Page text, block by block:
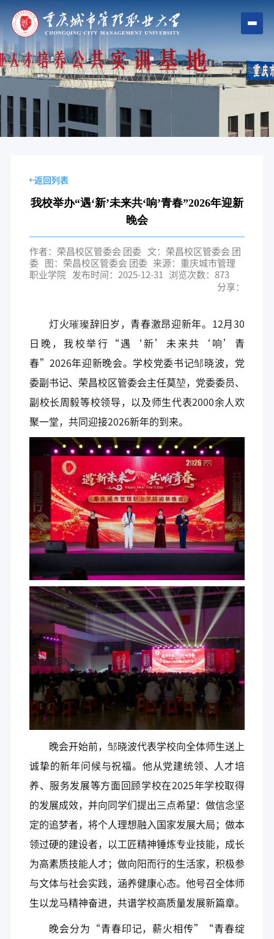
返回列表
我校举办“遇‘新’未来共‘响’青春”2026年迎新
晚会
作者：荣昌校区管委会 团委 文：荣昌校区管委会 团
委 图：荣昌校区管委会 团委 来源：重庆城市管理
职业学院 发布时间：2025-12-31 浏览次数：873
分享：
灯火璀璨辞旧岁，青春激昂迎新年。12月30
日晚，我校举行“遇‘新’未来共‘响’青
春”2026年迎新晚会。学校党委书记邹晓波，党
委副书记、荣昌校区管委会主任莫堃，党委委员、
副校长周毅等校领导，以及师生代表2000余人欢
聚一堂，共同迎接2026新年的到来。
晚会开始前，邹晓波代表学校向全体师生送上
诚挚的新年问候与祝福。他从党建统领、人才培
养、服务发展等方面回顾学校在2025年学校取得
的发展成效，并向同学们提出三点希望：做信念坚
定的追梦者，将个人理想融入国家发展大局；做本
领过硬的建设者，以工匠精神锤炼专业技能，成长
为高素质技能人才；做向阳而行的生活家，积极参
与文体与社会实践，涵养健康心态。他号召全体师
生以龙马精神奋进，共谱学校高质量发展新篇章。
晚会分为“青春印记，薪火相传”“青春绽